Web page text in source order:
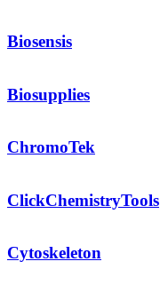
Biosensis
Biosupplies
ChromoTek
ClickChemistryTools
Cytoskeleton